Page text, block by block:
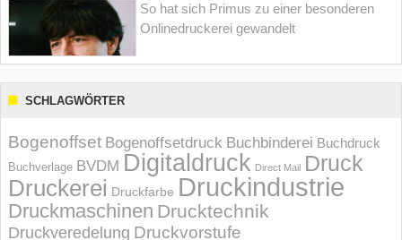
So hat sich Primus zu einer besonderen
Onlinedruckerei gewandelt
SCHLAGWÖRTER
Bogenoffset Bogenoffsetdruck Buchbinderei Buchdruck
Buchverlage BVDM Digitaldruck Direct Mail Druck
Druckerei Druckfarbe Druckindustrie
Druckmaschinen Drucktechnik
Druckveredelung Druckvorstufe